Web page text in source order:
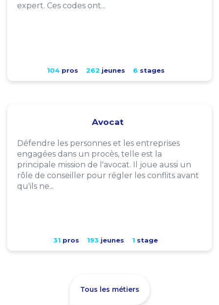
expert. Ces codes ont...
104pros 262 jeunes 6 stages
Avocat
Défendre les personnes et les entreprises
engagées dans un procès, telle est la
principale mission de l'avocat. Il joue aussi un
rôle de conseiller pour régler les conflits avant
qu'ils ne...
31 pros 193 jeunes 1 stage
Tous les métiers